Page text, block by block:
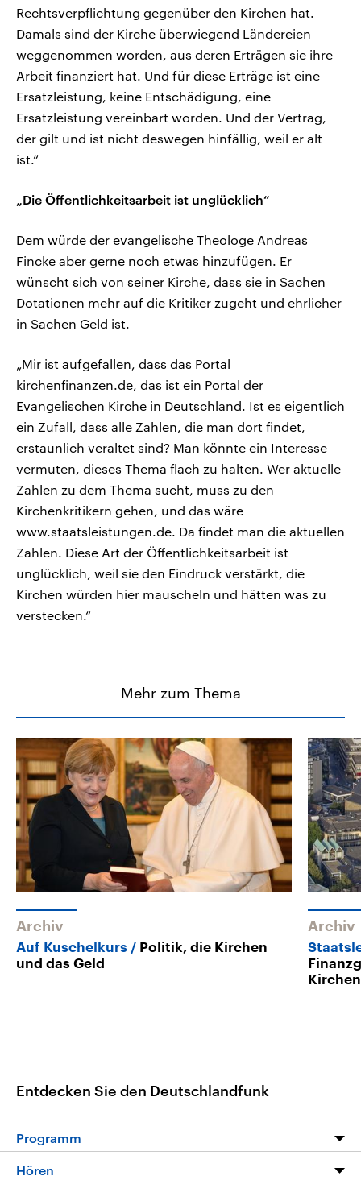
Rechtsverpflichtung gegenüber den Kirchen hat.
Damals sind der Kirche überwiegend Ländereien
weggenommen worden, aus deren Erträgen sie ihre
Arbeit finanziert hat. Und für diese Erträge ist eine
Ersatzleistung, keine Entschädigung, eine
Ersatzleistung vereinbart worden. Und der Vertrag,
der gilt und ist nicht deswegen hinfällig, weil er alt
ist.“
„Die Öffentlichkeitsarbeit ist unglücklich“
Dem würde der evangelische Theologe Andreas
Fincke aber gerne noch etwas hinzufügen. Er
wünscht sich von seiner Kirche, dass sie in Sachen
Dotationen mehr auf die Kritiker zugeht und ehrlicher
in Sachen Geld ist.
„Mir ist aufgefallen, dass das Portal
kirchenfinanzen.de, das ist ein Portal der
Evangelischen Kirche in Deutschland. Ist es eigentlich
ein Zufall, dass alle Zahlen, die man dort findet,
erstaunlich veraltet sind? Man könnte ein Interesse
vermuten, dieses Thema flach zu halten. Wer aktuelle
Zahlen zu dem Thema sucht, muss zu den
Kirchenkritikern gehen, und das wäre
www.staatsleistungen.de. Da findet man die aktuellen
Zahlen. Diese Art der Öffentlichkeitsarbeit ist
unglücklich, weil sie den Eindruck verstärkt, die
Kirchen würden hier mauscheln und hätten was zu
verstecken.“
Mehr zum Thema
Archiv
Auf Kuschelkurs
Politik, die Kirchen
und das Geld
Archiv
Kirchen
Entdecken Sie den Deutschlandfunk
Programm
Hören